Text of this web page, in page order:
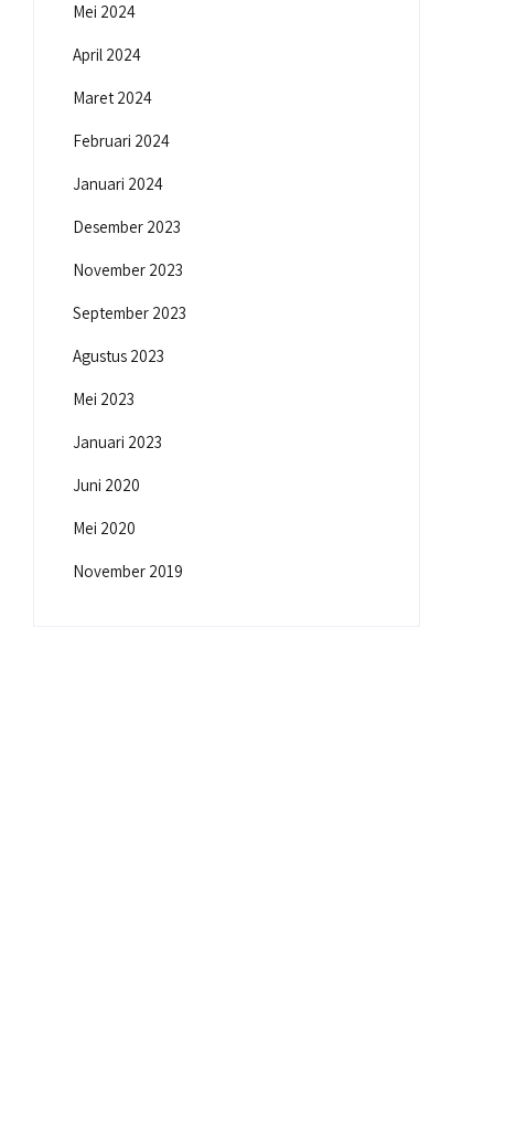
Mei 2024
April 2024
Maret 2024
Februari 2024
Januari 2024
Desember 2023
November 2023
September 2023
Agustus 2023
Mei 2023
Januari 2023
Juni 2020
Mei 2020
November 2019